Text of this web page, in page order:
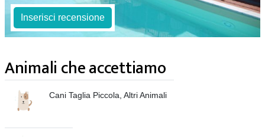
Inserisci recensione
Animali che accettiamo
Cani Taglia Piccola, Altri Animali